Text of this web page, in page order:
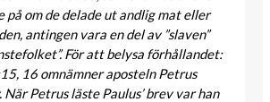
på om de delade ut andlig mat eller
antingen vara en del av ”slaven”
För att belysa förhållandet:
16 omnämner aposteln Petrus
När Petrus läste Paulus’ brev var han